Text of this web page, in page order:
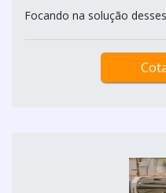
Focando na solução